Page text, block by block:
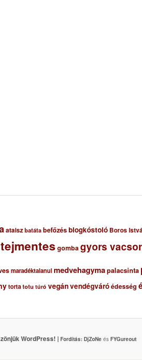
ataisz batáta befőzésblogkóstoló Boros
gombagyors
maradéktalanulmedvehagymapalacsinta
torta totu túró vegánvendégváróédesség
WordPress! | Fordítás: DjZoNeés FYGureout